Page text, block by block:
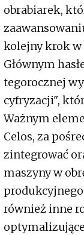
obrabiarek,
kolejny krok
Głównym
tegorocznej
cyfryzacji",
Ważnym
Celos, za
zintegrować
maszyny w
również inne